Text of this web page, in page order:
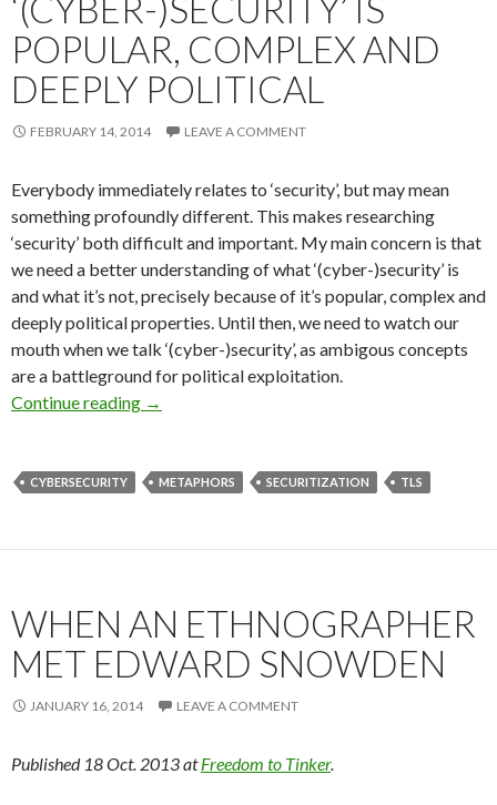
‘(CYBER-)SECURITY’ IS
POPULAR, COMPLEX AND
DEEPLY POLITICAL
FEBRUARY 14, 2014 LEAVE A COMMENT
Everybody immediately relates to ‘security’, but may mean
something profoundly different. This makes researching
‘security’ both difficult and important. My main concern is that
we need a better understanding of what ‘(cyber-)security’ is
and what it’s not, precisely because of it’s popular, complex and
deeply political properties. Until then, we need to watch our
mouth when we talk ‘(cyber-)security’, as ambigous concepts
are a battleground for political exploitation.
Continue reading Watch Your Mouth: Why Talking ‘(Cyber-
→
CYBERSECURITY METAPHORS SECURITIZATION TLS
WHEN AN ETHNOGRAPHER
MET EDWARD SNOWDEN
JANUARY 16, 2014 LEAVE A COMMENT
Published 18 Oct. 2013 atFreedom to Tinker.